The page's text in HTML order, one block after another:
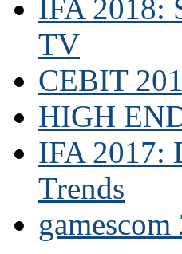
IFA 2018:
TV
CEBIT
HIGH
IFA 2017:
Trends